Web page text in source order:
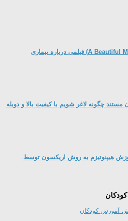
دانلود فیلم ذهن زیبا (A Beautiful Mind) فیلمی درباره بیماری
مستند چگونه لاغر شویم با کیفیت بالا و دوبله
هیپنوتیزم به روش اریکسون توسط